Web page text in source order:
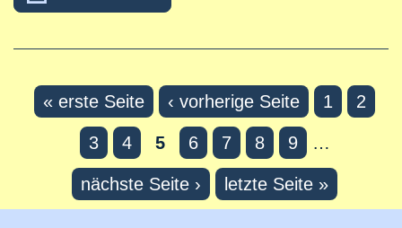
Seiten« erste Seite ‹ vorherige Seite 1 2
3 4 5 6 7 8 9 …
nächste Seite › letzte Seite »